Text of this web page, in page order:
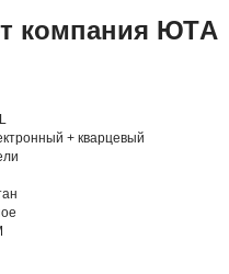
компания ЮТA
+ кварцевый